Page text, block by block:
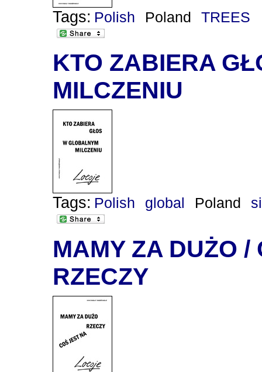
Tags: Polish Poland TREES
KTO ZABIERA
MILCZENIU
Tags: Polish global Poland
MAMY ZA DUŻO /
RZECZY